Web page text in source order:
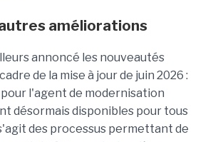
améliorations
annoncé les nouveautés
de la mise à jour de juin 2026 :
pour l'agent de modernisation
désormais disponibles pour tous
des processus permettant de